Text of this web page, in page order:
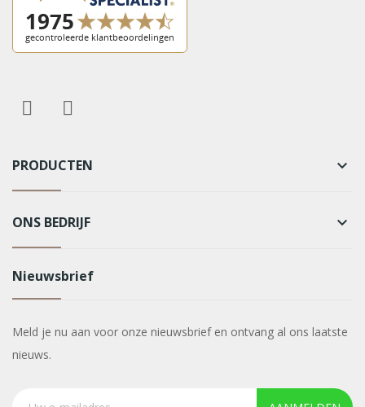
PRODUCTEN keyboard_arrow_down
ONS BEDRIJF keyboard_arrow_down
Nieuwsbrief
Meld je nu aan voor onze nieuwsbrief en ontvang al ons laatste
nieuws.